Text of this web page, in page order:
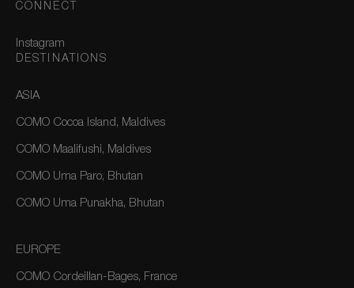
CONNECT
Instagram
DESTINATIONS
ASIA
COMO Cocoa Island, Maldives
COMO Maalifushi, Maldives
COMO Uma Paro, Bhutan
COMO Uma Punakha, Bhutan
EUROPE
COMO Cordeillan-Bages, France